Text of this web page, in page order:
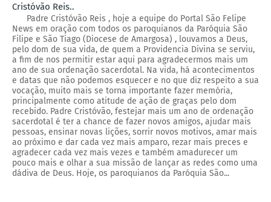
Cristóvão Reis..
Padre Cristóvão Reis , hoje a equipe do Portal São Felipe
News em oração com todos os paroquianos da Paróquia São
Filipe e São Tiago (Diocese de Amargosa) , louvamos a Deus,
pelo dom de sua vida, de quem a Providencia Divina se serviu,
a fim de nos permitir estar aqui para agradecermos mais um
ano de sua ordenação sacerdotal. Na vida, há acontecimentos
e datas que não podemos esquecer e no que diz respeito a sua
vocação, muito mais se torna importante fazer memória,
principalmente como atitude de ação de graças pelo dom
recebido. Padre Cristóvão, festejar mais um ano de ordenação
sacerdotal é ter a chance de fazer novos amigos, ajudar mais
pessoas, ensinar novas lições, sorrir novos motivos, amar mais
ao próximo e dar cada vez mais amparo, rezar mais preces e
agradecer cada vez mais vezes e também amadurecer um
pouco mais e olhar a sua missão de lançar as redes como uma
dádiva de Deus. Hoje, os paroquianos da Paróquia São...